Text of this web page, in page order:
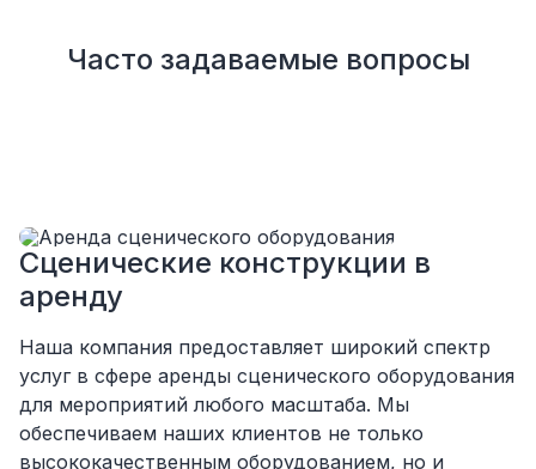
Все приехало вовремя, в хорошем
состоянии. Ребята сами все поставили,
Часто задаваемые вопросы
Сценические конструкции в
аренду
Наша компания предоставляет широкий спектр
услуг в сфере аренды сценического оборудования
для мероприятий любого масштаба. Мы
обеспечиваем наших клиентов не только
высококачественным оборудованием, но и